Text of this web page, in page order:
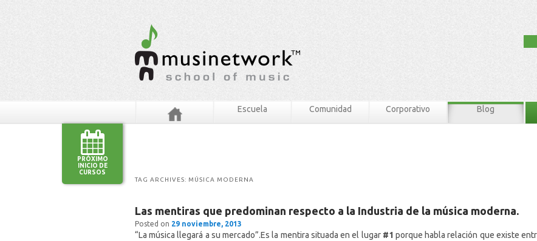
Escuela Comunidad Corporativo Blog
PRÓXIMO
INICIO DE
CURSOS
TAG ARCHIVES: MÚSICA MODERNA
Las mentiras que predominan respecto a la Industria de la música moderna.
Posted on 29 noviembre, 2013
“La música llegará a su mercado”.Es la mentira situada en el lugar #1 porque habla relación que existe